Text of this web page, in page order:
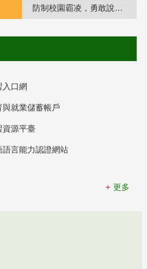
防制校園霸凌，勇敢說出來！
入口網
與就業儲蓄帳戶
資源平臺
語言能力認證網站
更多